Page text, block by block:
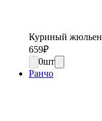
Куриный жюльен
659₽
0шт
Ранчо